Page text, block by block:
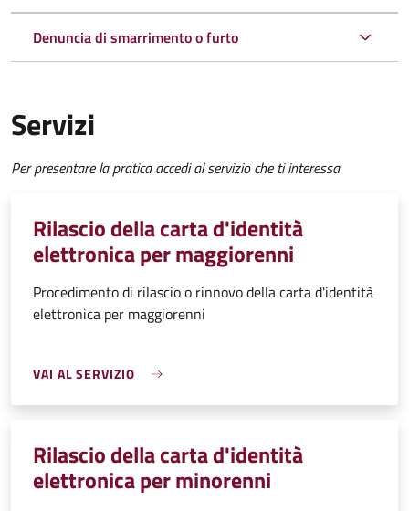
Denuncia di smarrimento o furto
Servizi
Per presentare la pratica accedi al servizio che ti interessa
Rilascio della carta d'identità
elettronica per maggiorenni
Procedimento di rilascio o rinnovo della carta d'identità
elettronica per maggiorenni
VAI AL SERVIZIO
Rilascio della carta d'identità
elettronica per minorenni